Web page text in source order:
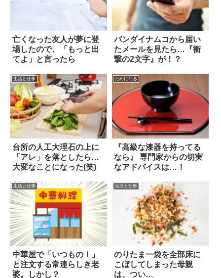
亡くなった友人が夢に登
場したので、「もっと出
てよ」と言ったら
バンダイナムコから届い
たメールを見たら…『衝
撃の2文字』が！？
生活と仕事
台所の人工大理石の上に
「アレ」を落としたら…
大変なことになった(笑)
ためになる
『高級な漆器を持ってる
なら』 専門家からの切実
なアドバイスは…！
生活と仕事
中華屋で「いつもの！」
と注文する常連らしき老
婆。しかし？
生活と仕事
のりたま一袋を全部床に
こぼしてしまった母親
は、つい…